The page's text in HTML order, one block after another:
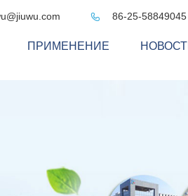
 86-25-
ПРИМЕНЕНИЕ